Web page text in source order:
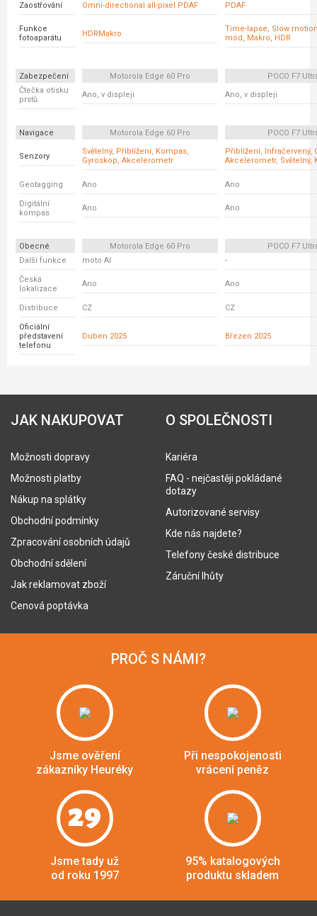
Zaostřování Omni-directional all-pixel PDAF PDAF
Funkce
fotoaparátu
HDRMakro
Time-lapse, Slow
mód, Makro, HDR
Zabezpečení Motorola Edge 60 Pro
POCO F7
Čtečka otisku
prstů
Ano, v displeji Ano, v displeji
Navigace Motorola Edge 60 Pro POCO F7
Senzory
Světelný, Přiblížení, Kompas,
Gyroskop, Akcelerometr
Přiblížení, Infračervený,
Akcelerometr, Světelný,
Geotagging Ano Ano
Digitální
kompas
Ano Ano
Obecné Motorola Edge 60 Pro
POCO F7
Další funkce
moto AI -
Česká
lokalizace
Ano Ano
Distribuce CZ CZ
Oficiální
představení
telefonu
Duben 2025 Březen 2025
JAK NAKUPOVAT
Možnosti dopravy
Možnosti platby
Nákup na splátky
Obchodní podmínky
Zpracování osobních údajů
Obchodní sdělení
Jak reklamovat zboží
Cenová poptávka
O SPOLEČNOSTI
Kariéra
FAQ - nejčastěji pokládané
dotazy
Autorizované servisy
Kde nás najdete?
Telefony české distribuce
Záruční lhůty
PROČ S NÁMI?
Jsme ověření
zákazníky Heuréky
Při nespokojenosti
vrácení peněz
29
Jsme tady už
od roku 1997
95% katalogových
produktu skladem